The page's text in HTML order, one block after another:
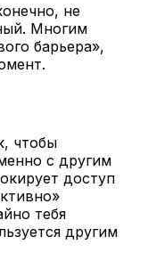
не
Многим
барьера»,
чтобы
с другим
доступ
тебя
другим